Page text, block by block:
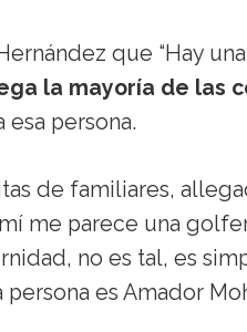
que “Hay
la mayoría de las
persona.
de familiares,
me parece una
no es tal, es
es Amador